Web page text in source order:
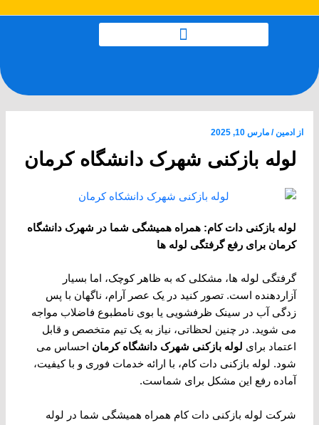
از ادمین/مارس 10, 2025
لوله بازکنی شهرک دانشگاه کرمان
لوله بازکنی دات کام: همراه همیشگی شما در شهرک دانشگاه
کرمان برای رفع گرفتگی لوله ها
گرفتگی لوله ها، مشکلی که به ظاهر کوچک، اما بسیار
آزاردهنده است. تصور کنید در یک عصر آرام، ناگهان با پس
زدگی آب در سینک ظرفشویی یا بوی نامطبوع فاضلاب مواجه
می شوید. در چنین لحظاتی، نیاز به یک تیم متخصص و قابل
اعتماد برای لوله بازکنی شهرک دانشگاه کرمان احساس می
شود. لوله بازکنی دات کام، با ارائه خدمات فوری و با کیفیت،
آماده رفع این مشکل برای شماست.
شرکت لوله بازکنی دات کام همراه همیشگی شما در لوله